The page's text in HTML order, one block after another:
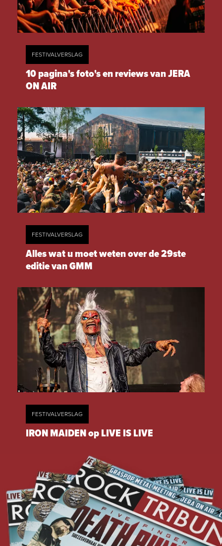
FESTIVALVERSLAG
10 pagina's foto's en reviews van JERA
ON AIR
FESTIVALVERSLAG
Alles wat u moet weten over de 29ste
editie van GMM
FESTIVALVERSLAG
IRON MAIDEN op LIVE IS LIVE